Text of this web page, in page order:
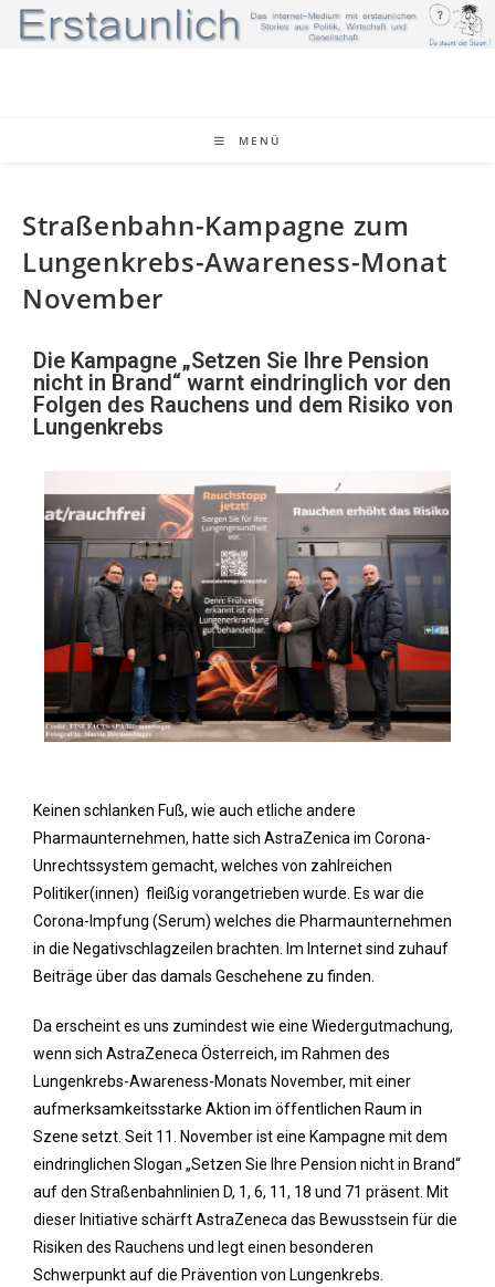
MENÜ
Straßenbahn-Kampagne zum
Lungenkrebs-Awareness-Monat
November
Die Kampagne „Setzen Sie Ihre Pension
nicht in Brand“ warnt eindringlich vor den
Folgen des Rauchens und dem Risiko von
Lungenkrebs
Keinen schlanken Fuß, wie auch etliche andere
Pharmaunternehmen, hatte sich AstraZenica im Corona-
Unrechtssystem gemacht, welches von zahlreichen
Politiker(innen) fleißig vorangetrieben wurde. Es war die
Corona-Impfung (Serum) welches die Pharmaunternehmen
in die Negativschlagzeilen brachten. Im Internet sind zuhauf
Beiträge über das damals Geschehene zu finden.
Da erscheint es uns zumindest wie eine Wiedergutmachung,
wenn sich AstraZeneca Österreich, im Rahmen des
Lungenkrebs-Awareness-Monats November, mit einer
aufmerksamkeitsstarke Aktion im öffentlichen Raum in
Szene setzt. Seit 11. November ist eine Kampagne mit dem
eindringlichen Slogan „Setzen Sie Ihre Pension nicht in Brand“
auf den Straßenbahnlinien D, 1, 6, 11, 18 und 71 präsent. Mit
dieser Initiative schärft AstraZeneca das Bewusstsein für die
Risiken des Rauchens und legt einen besonderen
Schwerpunkt auf die Prävention von Lungenkrebs.